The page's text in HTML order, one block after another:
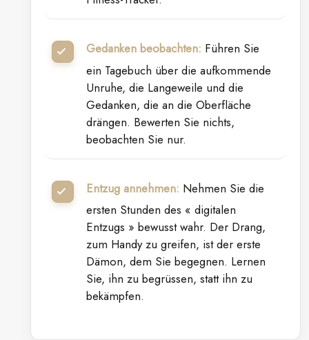
Gedanken beobachten: Führen Sie
ein Tagebuch über die aufkommende
Unruhe, die Langeweile und die
Gedanken, die an die Oberfläche
drängen. Bewerten Sie nichts,
beobachten Sie nur.
Entzug annehmen: Nehmen Sie die
ersten Stunden des « digitalen
Entzugs » bewusst wahr. Der Drang,
zum Handy zu greifen, ist der erste
Dämon, dem Sie begegnen. Lernen
Sie, ihn zu begrüssen, statt ihn zu
bekämpfen.